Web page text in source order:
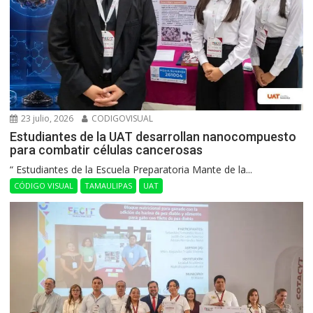
23 julio, 2026 CODIGOVISUAL
Estudiantes de la UAT desarrollan nanocompuesto
para combatir células cancerosas
“ Estudiantes de la Escuela Preparatoria Mante de la...
CÓDIGO VISUAL TAMAULIPAS UAT